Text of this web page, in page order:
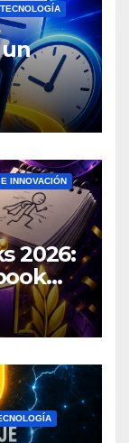
TECNOLOGÍA
en
INNOVACIÓN
2026: